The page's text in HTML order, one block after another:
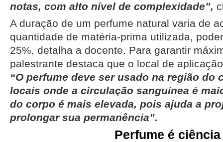
notas, com alto nível de complexidade”,
A duração de um perfume natural varia de
quantidade de matéria-prima utilizada,
25%, detalha a docente. Para garantir
palestrante destaca que o local de
“O perfume deve ser usado na região do
locais onde a circulação sanguínea é
do corpo é mais elevada, pois ajuda a
prolongar sua permanência”.
Perfume é ciência